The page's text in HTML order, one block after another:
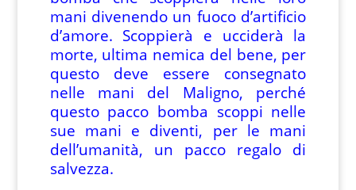
mani divenendo un fuoco d’artificio
d’amore. Scoppierà e ucciderà la
morte, ultima nemica del bene, per
questo deve essere consegnato
nelle mani del Maligno, perché
questo pacco bomba scoppi nelle
sue mani e diventi, per le mani
dell’umanità, un pacco regalo di
salvezza.